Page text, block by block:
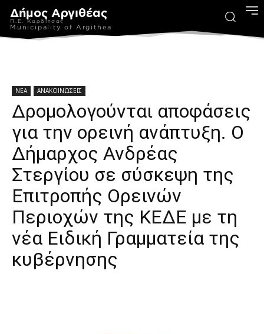
Δήμος Αργιθέας
Π.Ε. Καρδίτσας
Municipality of Argithea
ΝΕΑ ΑΝΑΚΟΙΝΩΣΕΙΣ
Δρομολογούνται αποφάσεις
για την ορεινή ανάπτυξη. Ο
Δήμαρχος Ανδρέας
Στεργίου σε σύσκεψη της
Επιτροπής Ορεινών
Περιοχών της ΚΕΔΕ με τη
νέα Ειδική Γραμματεία της
κυβέρνησης